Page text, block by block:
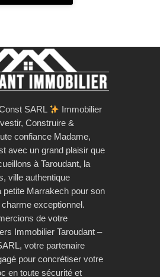
SARL
Immobilier
Construire &
confiance Madame,
avec un grand plaisir que
à Taroudant, la
ville authentique
petite Marrakech pour son
exceptionnel.
de votre
Immobilier Taroudant –
votre partenaire
pour concrétiser votre
en toute sécurité et